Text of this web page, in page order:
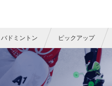
バドミントン ピックアップ